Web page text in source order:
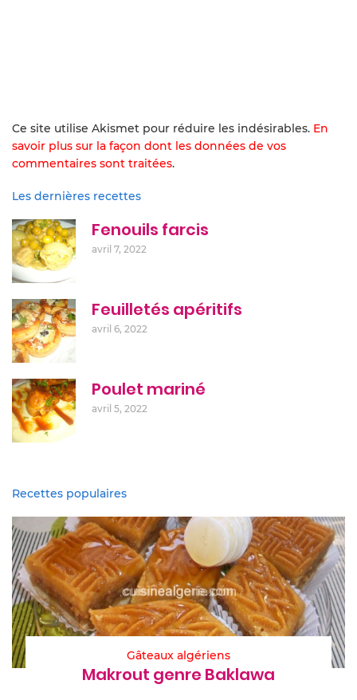
Ce site utilise Akismet pour réduire les indésirables. En
savoir plus sur la façon dont les données de vos
commentaires sont traitées.
Les dernières recettes
Fenouils farcis
avril 7, 2022
Feuilletés apéritifs
avril 6, 2022
Poulet mariné
avril 5, 2022
Recettes populaires
Gâteaux algériens
Makrout genre Baklawa